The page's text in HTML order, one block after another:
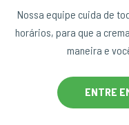
Nossa equipe cuida de
horários, para que a
maneira e
ENTRE